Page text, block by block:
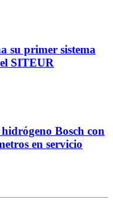
su primer sistema
SITEUR
Bosch con
en servicio